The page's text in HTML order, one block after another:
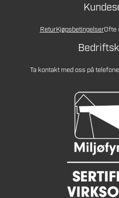
ReturKjøpsbetingelserOfte
Ta kontakt med oss på telefon